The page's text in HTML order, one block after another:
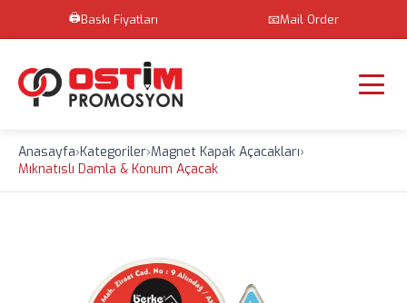
🖨️Baskı Fiyatları 📧Mail Order
Anasayfa›Kategoriler›Magnet Kapak Açacakları›
Mıknatıslı Damla & Konum Açacak